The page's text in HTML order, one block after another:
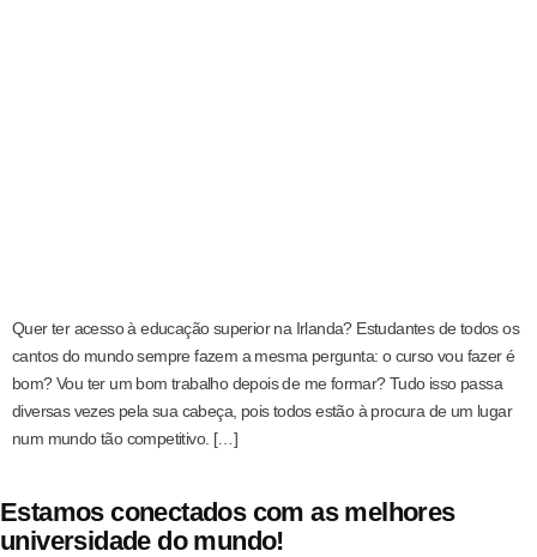
Quer ter acesso à educação superior na Irlanda? Estudantes de todos os
cantos do mundo sempre fazem a mesma pergunta: o curso vou fazer é
bom? Vou ter um bom trabalho depois de me formar? Tudo isso passa
diversas vezes pela sua cabeça, pois todos estão à procura de um lugar
num mundo tão competitivo. […]
Estamos conectados com as melhores
universidade do mundo!